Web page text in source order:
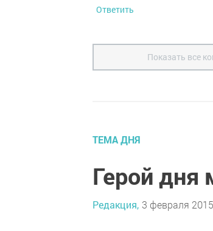
Ответить
Показать все
ТЕМА ДНЯ
Герой дня
Редакция, 3 февраля